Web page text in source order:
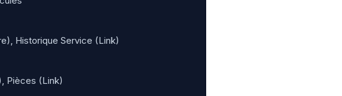
Historique Service (Link)
Pièces (Link)